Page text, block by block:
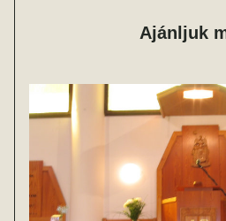
Ajánljuk